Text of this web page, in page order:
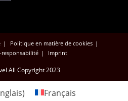
Politique en matière de cookies
responsabilité
Imprint
All Copyright 2023
) Français